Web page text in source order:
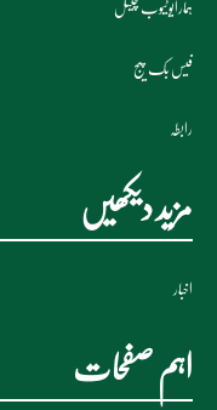
ہمارایوٹیوب چینل
فیس بک پیج
رابطہ
مزید دیکھیں
اخبار
اہم صفحات